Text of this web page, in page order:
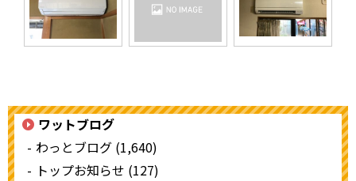
ワットブログ
わっとブログ (1,640)
トップお知らせ (127)